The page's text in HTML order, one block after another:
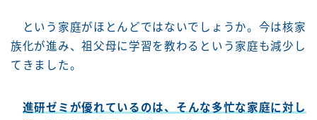
という家庭がほとんどではないでしょうか。今は核家
族化が進み、祖父母に学習を教わるという家庭も減少し
てきました。
進研ゼミが優れているのは、そんな多忙な家庭に対し